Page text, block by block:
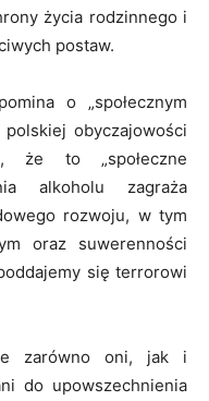
życia rodzinnego i
postaw.
o „społecznym
obyczajowości
że to „społeczne
alkoholu zagraża
rozwoju, w tym
oraz suwerenności
się terrorowi
zarówno oni, jak i
do upowszechnienia